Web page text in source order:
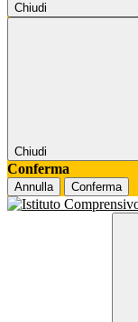
Chiudi
Chiudi
Conferma
Annulla Conferma